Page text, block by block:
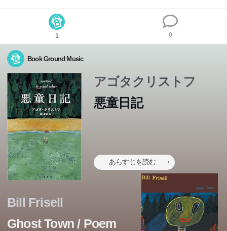
1 0
Book Ground Music
アゴタクリストフ
悪童日記
あらすじを読む
戦争が激しさを増し、双子の「ぼくら」は、小さな町に住
むおばあちゃんのもとへ疎開した。その日から、ぼくらの
過酷な日々が始まった。人間の醜さや哀しさ、世の不条理
―非情な現実を目にするたびに、ぼくらはそれを克明に日
記にしるす。戦争が暗い影を落とすなか、ぼくらはしたた
かに生き抜いていく。人間の真実をえぐる圧倒的筆力で読
書界に感動の嵐を巻き起こした、ハンガリー生まれの女性
亡命作家の衝撃の処女作。
Bill Frisell
Ghost Town / Poem
戦争が激しさを増し、双子の「ぼくら」は、小さな町に住
むおばあちゃんのもとへ疎開した。その日から、ぼくらの
過酷な日々が始まった。人間の醜さや哀しさ、世の不条理
―非情な現実を目にするたびに、ぼくらはそれを克明に日
記にしるす。戦争が暗い影を落とすなか、ぼくらはしたた
かに生き抜いていく。人間の真実をえぐる圧倒的筆力で読
書界に感動の嵐を巻き起こした、ハンガリー生まれの女性
亡命作家の衝撃の処女作。